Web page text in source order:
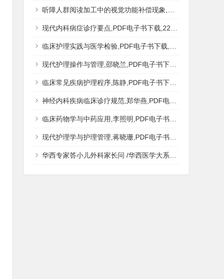
听障人群阅读加工中的视觉功能补偿现象,秦钊,PDF电子书下载,网盘资源
现代内科病症诊疗要点,PDF电子书下载,223MB,网盘资源
临床护理实践与医学检验,PDF电子书下载,193MB,网盘资源
现代护理操作与管理,邵晓兰,PDF电子书下载,242MB,网盘资源
临床常见疾病护理程序,陈静,PDF电子书下载,185MB,网盘资源
神经内科疾病临床诊疗规范,郑华燕,PDF电子书下载,188MB,网盘资源
临床药物学与中药应用,李照明,PDF电子书下载,202MB,网盘资源
现代护理学与护理管理,蒋晓珊,PDF电子书下载,223MB,网盘资源
华西专家答小儿外科家长问 /华西医学大系?医学科普,PDF电子书网盘下载